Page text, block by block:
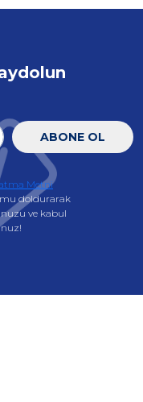
ABONE OL
Metni
doldurarak
ve kabul